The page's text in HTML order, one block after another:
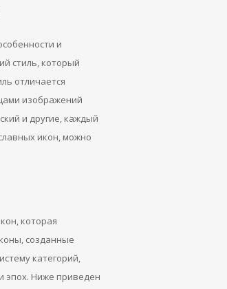
и
стиль, который
отличается
изображений
и другие, каждый
икон, можно
которая
созданные
категорий,
эпох. Ниже приведен